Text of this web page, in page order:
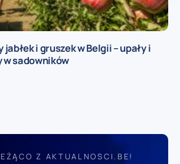
i gruszek w Belgii – upały i
w sadowników
Z AKTUALNOSCI.BE!